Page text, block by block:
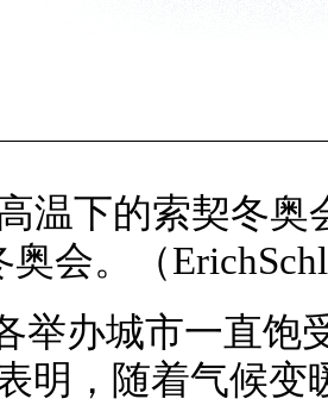
温下的索契冬
奥会。（
举办城市一直饱
明，随着气候变